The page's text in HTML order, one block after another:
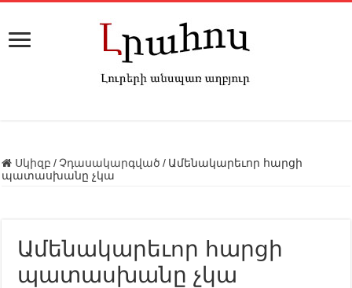
Սկիզբ / Չդասակարգված / Ամենակարեւոր հարցի
պատասխանը չկա
Ամենակարեւոր հարցի
պատասխանը չկա